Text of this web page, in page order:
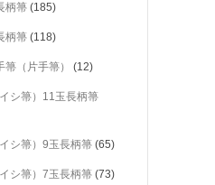
柄箒 (185)
柄箒 (118)
（片手箒） (12)
シ箒）11玉長柄箒
シ箒）9玉長柄箒 (65)
シ箒）7玉長柄箒 (73)